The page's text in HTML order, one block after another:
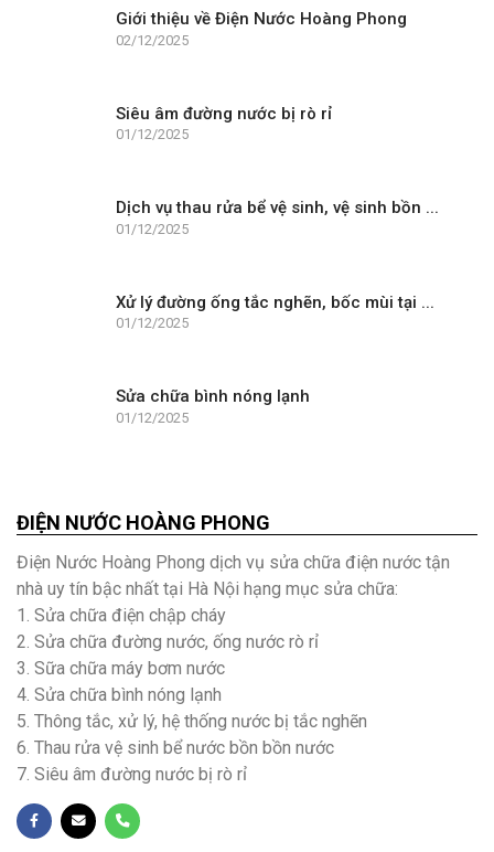
Giới thiệu về Điện Nước Hoàng Phong
02/12/2025
Siêu âm đường nước bị rò rỉ
01/12/2025
Dịch vụ thau rửa bể vệ sinh, vệ sinh bồn ...
01/12/2025
Xử lý đường ống tắc nghẽn, bốc mùi tại ...
01/12/2025
Sửa chữa bình nóng lạnh
01/12/2025
ĐIỆN NƯỚC HOÀNG PHONG
Điện Nước Hoàng Phong dịch vụ sửa chữa điện nước tận
nhà uy tín bậc nhất tại Hà Nội hạng mục sửa chữa:
1. Sửa chữa điện chập cháy
2. Sửa chữa đường nước, ống nước rò rỉ
3. Sữa chữa máy bơm nước
4. Sửa chữa bình nóng lạnh
5. Thông tắc, xử lý, hệ thống nước bị tắc nghẽn
6. Thau rửa vệ sinh bể nước bồn bồn nước
7. Siêu âm đường nước bị rò rỉ